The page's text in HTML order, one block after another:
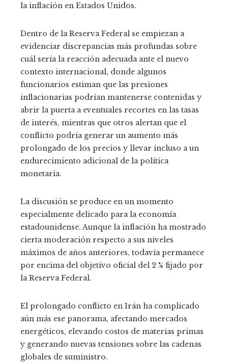
la inflación en Estados Unidos.
Dentro de la Reserva Federal se empiezan a
evidenciar discrepancias más profundas sobre
cuál sería la reacción adecuada ante el nuevo
contexto internacional, donde algunos
funcionarios estiman que las presiones
inflacionarias podrían mantenerse contenidas y
abrir la puerta a eventuales recortes en las tasas
de interés, mientras que otros alertan que el
conflicto podría generar un aumento más
prolongado de los precios y llevar incluso a un
endurecimiento adicional de la política
monetaria.
La discusión se produce en un momento
especialmente delicado para la economía
estadounidense. Aunque la inflación ha mostrado
cierta moderación respecto a sus niveles
máximos de años anteriores, todavía permanece
por encima del objetivo oficial del 2 % fijado por
la Reserva Federal.
El prolongado conflicto en Irán ha complicado
aún más ese panorama, afectando mercados
energéticos, elevando costos de materias primas
y generando nuevas tensiones sobre las cadenas
globales de suministro.